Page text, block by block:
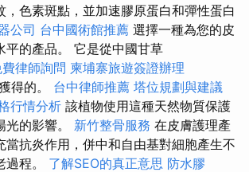
，色素斑點，並加速膠原蛋白和彈性蛋白
公司 台中國術館推薦 選擇一種為您的皮
平的產品。 它是從中國甘草
費律師詢問 柬埔寨旅遊簽證辦理
得的。 台中律師推薦 塔位規劃與建議
行情分析 該植物使用這種天然物質保護
的影響。 新竹整骨服務 在皮膚護理產
當抗炎作用，併中和自由基對細胞產生不
過程。 了解SEO的真正意思 防水膠